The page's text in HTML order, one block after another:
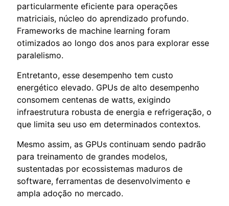
particularmente eficiente para operações
matriciais, núcleo do aprendizado profundo.
Frameworks de machine learning foram
otimizados ao longo dos anos para explorar esse
paralelismo.
Entretanto, esse desempenho tem custo
energético elevado. GPUs de alto desempenho
consomem centenas de watts, exigindo
infraestrutura robusta de energia e refrigeração, o
que limita seu uso em determinados contextos.
Mesmo assim, as GPUs continuam sendo padrão
para treinamento de grandes modelos,
sustentadas por ecossistemas maduros de
software, ferramentas de desenvolvimento e
ampla adoção no mercado.